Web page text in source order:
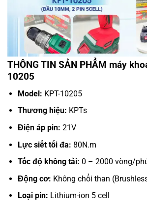
THÔNG TIN SẢN PHẨM máy
10205
Model: KPT-10205
Thương hiệu: KPTs
Điện áp pin: 21V
Lực siết tối đa: 80N.m
Tốc độ không tải: 0 – 2000 vòng/
Động cơ: Không chổi than
Loại pin: Lithium-ion 5 cell